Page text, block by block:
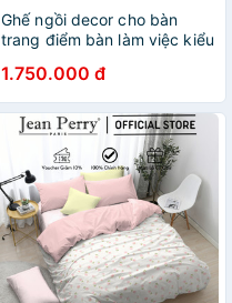
Ghế ngồi decor cho bàn
trang điểm bàn làm việc kiểu
1.750.000 đ